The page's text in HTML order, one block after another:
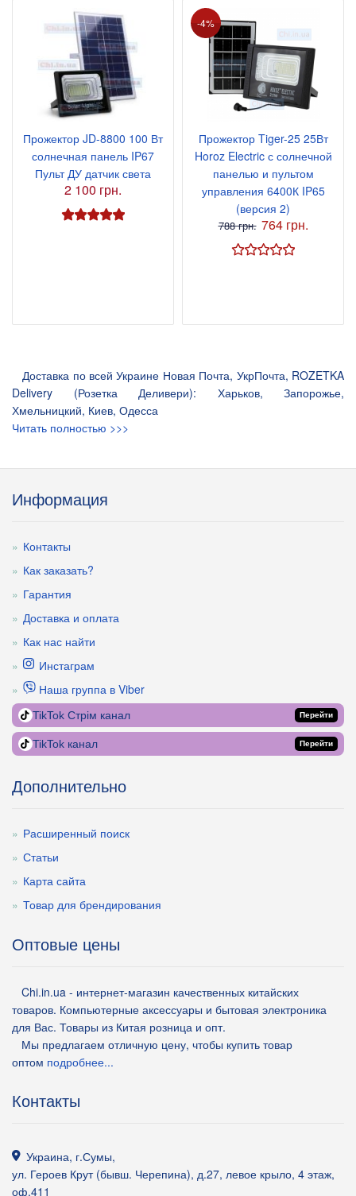
Прожектор JD-8800 100 Вт
солнечная панель IP67
Пульт ДУ датчик света
2 100 грн.
-4%
Прожектор Tiger-25 25Вт
Horoz Electric с солнечной
панелью и пультом
управления 6400К IP65
(версия 2)
788 грн. 764 грн.
Доставка по всей Украине Новая Почта, УкрПочта, ROZETKA
Delivery (Розетка Деливери): Харьков, Запорожье,
Хмельницкий, Киев, Одесса
Читать полностью >>>
Информация
Контакты
Как заказать?
Гарантия
Доставка и оплата
Как нас найти
Инстаграм
Наша группа в Viber
TikTok Стрім канал Перейти
TikTok канал Перейти
Дополнительно
Расширенный поиск
Статьи
Карта сайта
Товар для брендирования
Оптовые цены
Chi.in.ua - интернет-магазин качественных китайских
товаров. Компьютерные аксессуары и бытовая электроника
для Вас. Товары из Китая розница и опт.
Мы предлагаем отличную цену, чтобы купить товар
оптом подробнее...
Контакты
Украина, г.Сумы,
ул. Героев Крут (бывш. Черепина), д.27, левое крыло, 4 этаж,
оф.411